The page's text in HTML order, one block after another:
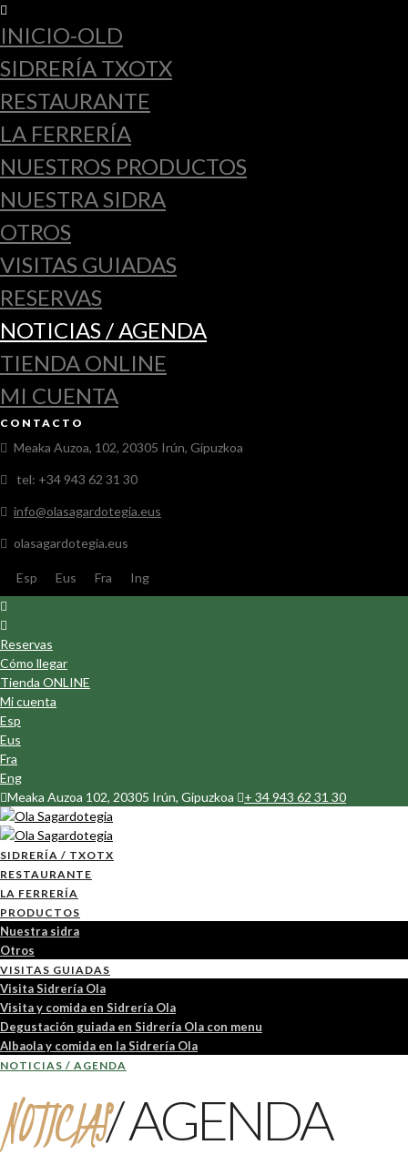
INICIO-OLD
SIDRERÍA TXOTX
RESTAURANTE
LA FERRERÍA
NUESTROS PRODUCTOS
NUESTRA SIDRA
OTROS
VISITAS GUIADAS
RESERVAS
NOTICIAS / AGENDA
TIENDA ONLINE
MI CUENTA
CONTACTO
Meaka Auzoa, 102, 20305 Irún, Gipuzkoa
tel: +34 943 62 31 30
info@olasagardotegia.eus
olasagardotegia.eus
Esp Eus Fra Ing
Reservas
Cómo llegar
Tienda ONLINE
Mi cuenta
Esp
Eus
Fra
Eng
Meaka Auzoa 102, 20305 Irún, Gipuzkoa
+ 34 943 62 31 30
SIDRERÍA / TXOTX
RESTAURANTE
LA FERRERÍA
PRODUCTOS
Nuestra sidra
Otros
VISITAS GUIADAS
Visita Sidrería Ola
Visita y comida en Sidrería Ola
Degustación guiada en Sidrería Ola con menu
Albaola y comida en la Sidrería Ola
NOTICIAS / AGENDA
NOTICIAS/ AGENDA